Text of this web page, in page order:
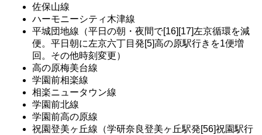
佐保山線
ハーモニーシティ木津線
平城団地線（平日の朝・夜間で[16][17]左京循環を減
便。平日朝に左京六丁目発[5]高の原駅行きを1便増
回。その他時刻変更）
高の原梅美台線
学園前相楽線
相楽ニュータウン線
学園前北線
学園前高の原線
祝園登美ヶ丘線（学研奈良登美ヶ丘駅発[56]祝園駅行